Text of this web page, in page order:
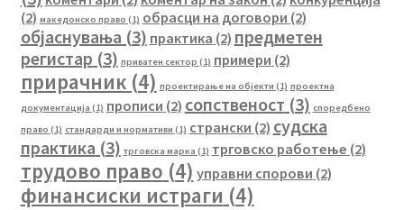
(2) македонско право (1) обрасци на договори (2)
објаснувања (3) практика (2) предметен
регистар (3) приватен сектор (1) примери (2)
прирачник(4) проектирање на објекти (1) проектна
документација (1) прописи (2) сопственост (3) споредбено
право (1) стандарди и нормативи (1) странски (2) судска
практика (3) трговска марка (1) трговско работење (2)
трудово право (4) управни спорови (2)
финансиски истраги (4)